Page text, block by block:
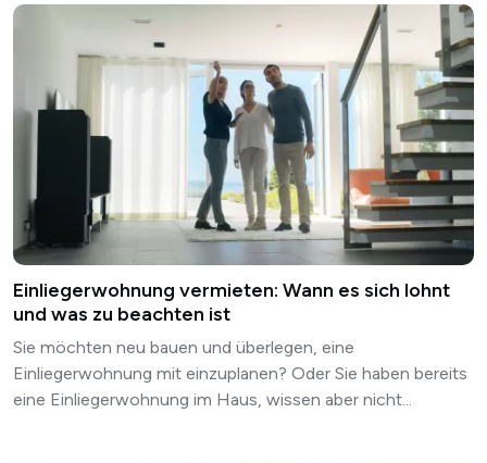
Einliegerwohnung vermieten: Wann es sich lohnt
und was zu beachten ist
Sie möchten neu bauen und überlegen, eine
Einliegerwohnung mit einzuplanen? Oder Sie haben bereits
eine Einliegerwohnung im Haus, wissen aber nicht...